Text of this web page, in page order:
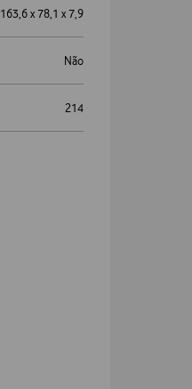
163,6 x 78,1 x 7,9
Não
214